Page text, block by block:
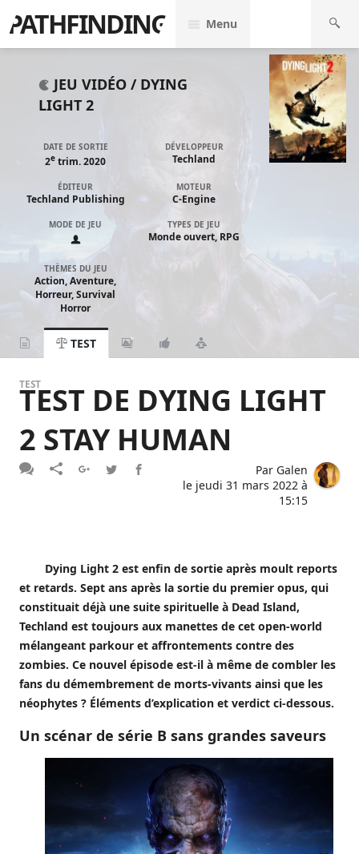
PATHFINDING Menu
JEU VIDÉO / DYING
LIGHT 2
DATE DE SORTIE
2e trim. 2020
DÉVELOPPEUR
Techland
ÉDITEUR
Techland Publishing
MOTEUR
C-Engine
MODE DE JEU TYPES DE JEU
Monde ouvert, RPG
THÈMES DU JEU
Action, Aventure,
Horreur, Survival
Horror
TEST
TEST
TEST DE DYING LIGHT
2 STAY HUMAN
Par Galen
le jeudi 31 mars 2022 à
15:15
Dying Light 2 est enfin de sortie après moult reports
et retards. Sept ans après la sortie du premier opus, qui
constituait déjà une suite spirituelle à Dead Island,
Techland est toujours aux manettes de cet open-world
mélangeant parkour et affrontements contre des
zombies. Ce nouvel épisode est-il à même de combler les
fans du démembrement de morts-vivants ainsi que les
néophytes ? Éléments d’explication et verdict ci-dessous.
Un scénar de série B sans grandes saveurs